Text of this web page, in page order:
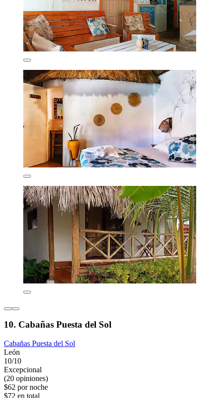
10. Cabañas Puesta del Sol
Cabañas Puesta del Sol
León
10/10
Excepcional
(20 opiniones)
$62 por noche
$72 en total